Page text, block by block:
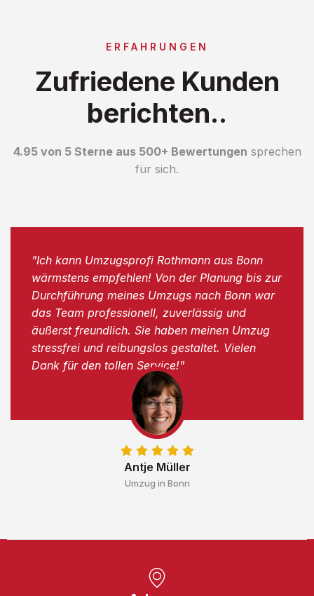
ERFAHRUNGEN
Zufriedene Kunden
berichten..
4.95 von 5 Sterne aus 500+ Bewertungen sprechen
für sich.
Antje Müller
Umzug in Bonn
"Ich kann Umzugsprofi Rothmann aus Bonn
wärmstens empfehlen! Von der Planung bis zur
Durchführung meines Umzugs nach Bonn war
das Team professionell, zuverlässig und
äußerst freundlich. Sie haben meinen Umzug
stressfrei und reibungslos gestaltet. Vielen
Dank für den tollen Service!"